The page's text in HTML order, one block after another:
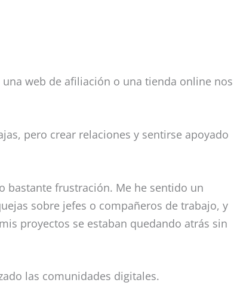
web de afiliación o una tienda online nos
pero crear relaciones y sentirse apoyado
bastante frustración. Me he sentido un
sobre jefes o compañeros de trabajo, y
proyectos se estaban quedando atrás sin
las comunidades digitales.